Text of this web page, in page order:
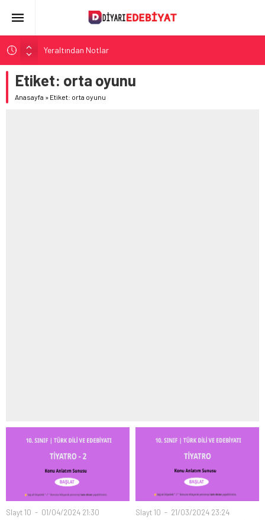
Yeraltından Notlar
Aylak Adam
Zebercet
Demiryolu Hikâyecileri
Etiket: orta oyunu
Anasayfa » Etiket: orta oyunu
Slayt 10 01/04/2024 21:30 Slayt 10 21/03/2024 23:24